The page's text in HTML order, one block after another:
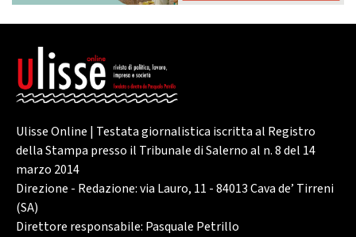
Ulisse Online | Testata giornalistica iscritta al Registro
della Stampa presso il Tribunale di Salerno al n. 8 del 14
marzo 2014
Direzione - Redazione: via Lauro, 11 - 84013 Cava de’ Tirreni
(SA)
Direttore responsabile: Pasquale Petrillo